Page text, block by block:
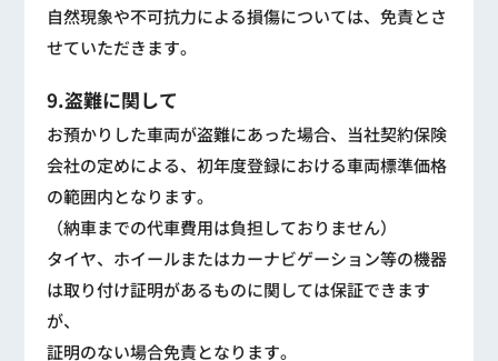
自然現象や不可抗力による損傷については、免責とさ
せていただきます。
9.盗難に関して
お預かりした車両が盗難にあった場合、当社契約保険
会社の定めによる、初年度登録における車両標準価格
の範囲内となります。
（納車までの代車費用は負担しておりません）
タイヤ、ホイールまたはカーナビゲーション等の機器
は取り付け証明があるものに関しては保証できます
が、
証明のない場合免責となります。